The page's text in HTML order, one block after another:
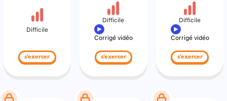
Difficile
s'exercer
Difficile
Corrigé vidéo
s'exercer
Difficile
Corrigé vidéo
s'exercer